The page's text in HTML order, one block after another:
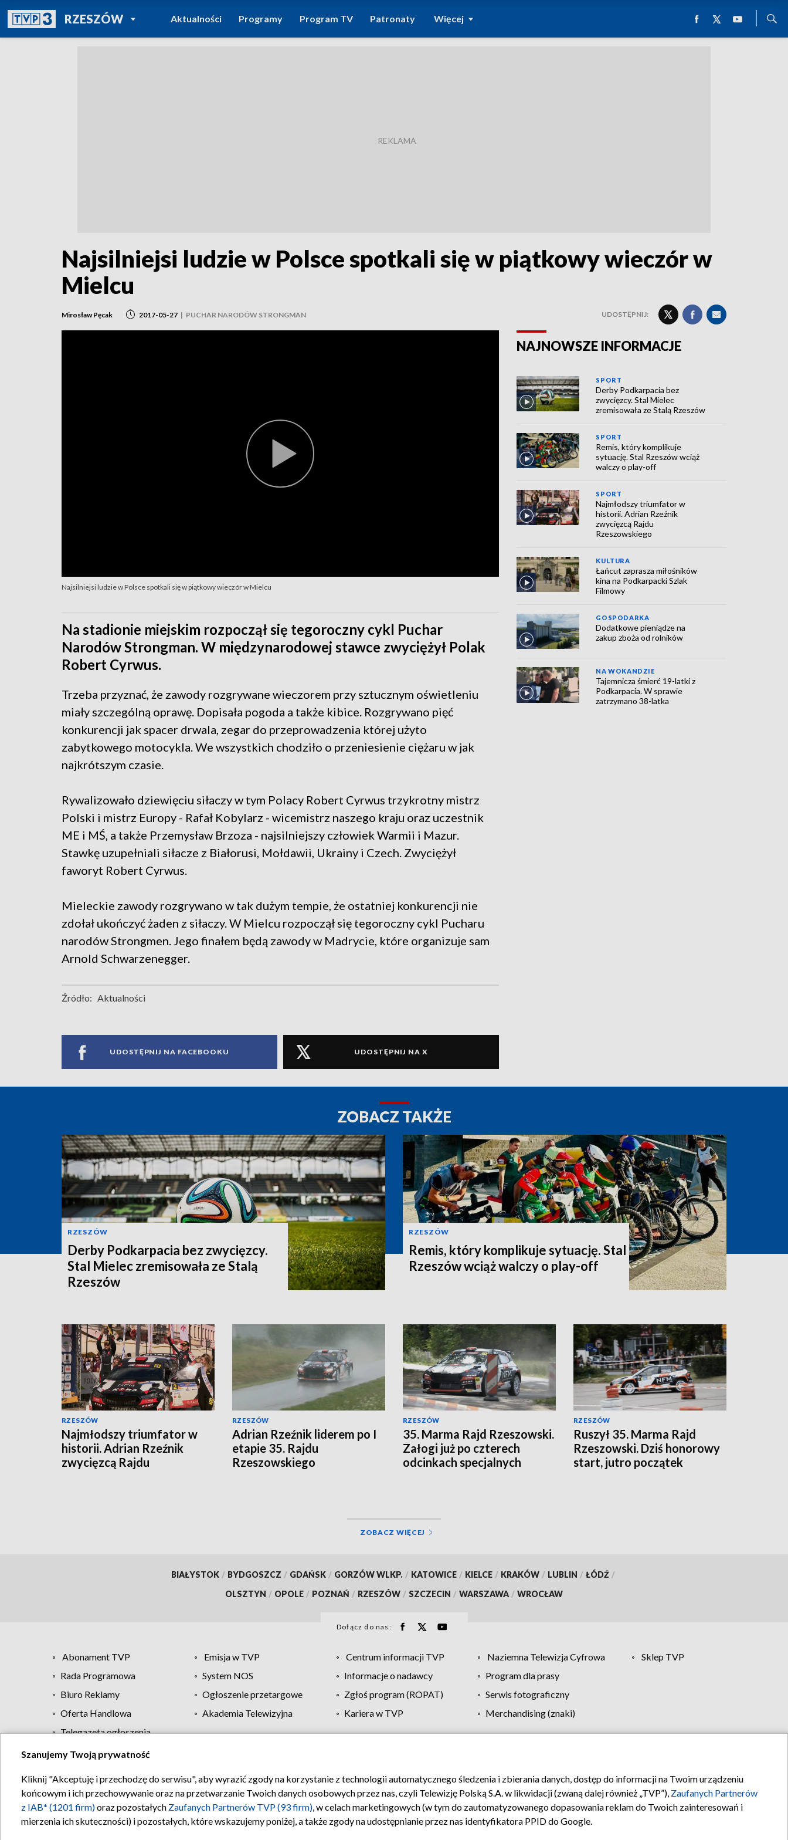
RZESZÓWPOWRÓT DO
TVP REGIONY
Aktualności Programy Program TV Patronaty Więcej
Najsilniejsi ludzie w Polsce spotkali się w piątkowy wieczór w
Mielcu
Mirosław Pęcak 2017-05-27 | PUCHAR NARODÓW STRONGMAN UDOSTĘPNIJ:
Najsilniejsi ludzie w Polsce spotkali się w piątkowy wieczór w Mielcu
Na stadionie miejskim rozpoczął się tegoroczny cykl Puchar
Narodów Strongman. W międzynarodowej stawce zwyciężył Polak
Robert Cyrwus.
Trzeba przyznać, że zawody rozgrywane wieczorem przy sztucznym oświetleniu
miały szczególną oprawę. Dopisała pogoda a także kibice. Rozgrywano pięć
konkurencji jak spacer drwala, zegar do przeprowadzenia której użyto
zabytkowego motocykla. We wszystkich chodziło o przeniesienie ciężaru w jak
najkrótszym czasie.
Rywalizowało dziewięciu siłaczy w tym Polacy Robert Cyrwus trzykrotny mistrz
Polski i mistrz Europy - Rafał Kobylarz - wicemistrz naszego kraju oraz uczestnik
ME i MŚ, a także Przemysław Brzoza - najsilniejszy człowiek Warmii i Mazur.
Stawkę uzupełniali siłacze z Białorusi, Mołdawii, Ukrainy i Czech. Zwyciężył
faworyt Robert Cyrwus.
Mieleckie zawody rozgrywano w tak dużym tempie, że ostatniej konkurencji nie
zdołał ukończyć żaden z siłaczy. W Mielcu rozpoczął się tegoroczny cykl Pucharu
narodów Strongmen. Jego finałem będą zawody w Madrycie, które organizuje sam
Arnold Schwarzenegger.
Źródło: Aktualności
UDOSTĘPNIJ NA FACEBOOKU UDOSTĘPNIJ NA X
NAJNOWSZE INFORMACJE
SPORT
Derby Podkarpacia bez
zwycięzcy. Stal Mielec
zremisowała ze Stalą Rzeszów
SPORT
Remis, który komplikuje
sytuację. Stal Rzeszów wciąż
walczy o play-off
SPORT
Najmłodszy triumfator w
historii. Adrian Rzeźnik
zwycięzcą Rajdu
Rzeszowskiego
KULTURA
Łańcut zaprasza miłośników
kina na Podkarpacki Szlak
Filmowy
GOSPODARKA
Dodatkowe pieniądze na
zakup zboża od rolników
NA WOKANDZIE
Tajemnicza śmierć 19-latki z
Podkarpacia. W sprawie
zatrzymano 38-latka
ZOBACZ TAKŻE
RZESZÓW
Derby Podkarpacia bez zwycięzcy.
Stal Mielec zremisowała ze Stalą
Rzeszów
RZESZÓW
Remis, który komplikuje sytuację. Stal
Rzeszów wciąż walczy o play-off
RZESZÓW
Najmłodszy triumfator w
historii. Adrian Rzeźnik
zwycięzcą Rajdu
RZESZÓW
Adrian Rzeźnik liderem po I
etapie 35. Rajdu
Rzeszowskiego
RZESZÓW
35. Marma Rajd Rzeszowski.
Załogi już po czterech
odcinkach specjalnych
RZESZÓW
Ruszył 35. Marma Rajd
Rzeszowski. Dziś honorowy
start, jutro początek
ZOBACZ WIĘCEJ
BIAŁYSTOK / BYDGOSZCZ / GDAŃSK / GORZÓW WLKP. / KATOWICE / KIELCE / KRAKÓW / LUBLIN / ŁÓDŹ /
OLSZTYN / OPOLE / POZNAŃ / RZESZÓW / SZCZECIN / WARSZAWA / WROCŁAW
Dołącz do nas:
Abonament TVP Emisja w TVP Centrum informacji TVP Naziemna Telewizja Cyfrowa
Sklep TVP
Rada Programowa
System NOS Informacje o nadawcy
Program dla prasy
Biuro Reklamy
Ogłoszenie przetargowe Zgłoś program (ROPAT)
Serwis fotograficzny
Oferta Handlowa
Akademia Telewizyjna Kariera w TVP
Merchandising (znaki)
Telegazeta ogłoszenia
Regulamin TVP Polityka prywatności Moje zgody Pomoc Biuro reklamy Kontakt
Szanujemy Twoją prywatność
Kliknij "Akceptuję i przechodzę do serwisu", aby wyrazić zgody na korzystanie z technologii automatycznego śledzenia i zbierania danych, dostęp do informacji na Twoim urządzeniu
końcowym i ich przechowywanie oraz na przetwarzanie Twoich danych osobowych przez nas, czyli Telewizję Polską S.A. w likwidacji (zwaną dalej również „TVP”), Zaufanych Partnerów
z IAB* (1201 firm)oraz pozostałych Zaufanych Partnerów TVP (93 firm), w celach marketingowych (w tym do zautomatyzowanego dopasowania reklam do Twoich zainteresowań i
mierzenia ich skuteczności) i pozostałych, które wskazujemy poniżej, a także zgody na udostępnianie przez nas identyfikatora PPID do Google.